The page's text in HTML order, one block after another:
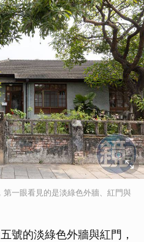
一眼看見的是淡綠色外牆、紅門與
號的淡綠色外牆與紅門，